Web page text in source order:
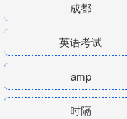
成都
英语考试
amp
时隔